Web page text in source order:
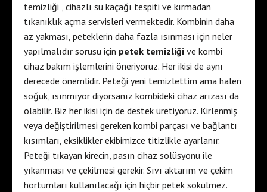
temizliği , cihazlı su kaçağı tespiti ve kırmadan
tıkanıklık açma servisleri vermektedir. Kombinin daha
az yakması, peteklerin daha fazla ısınması için neler
yapılmalıdır sorusu için petek temizliği ve kombi
cihaz bakım işlemlerini öneriyoruz. Her ikisi de aynı
derecede önemlidir. Peteği yeni temizlettim ama halen
soğuk, ısınmıyor diyorsanız kombideki cihaz arızası da
olabilir. Biz her ikisi için de destek üretiyoruz. Kirlenmiş
veya değiştirilmesi gereken kombi parçası ve bağlantı
kısımları, eksiklikler ekibimizce titizlikle ayarlanır.
Peteği tıkayan kirecin, pasın cihaz solüsyonu ile
yıkanması ve çekilmesi gerekir. Sıvı aktarım ve çekim
hortumları kullanılacağı için hiçbir petek sökülmez.